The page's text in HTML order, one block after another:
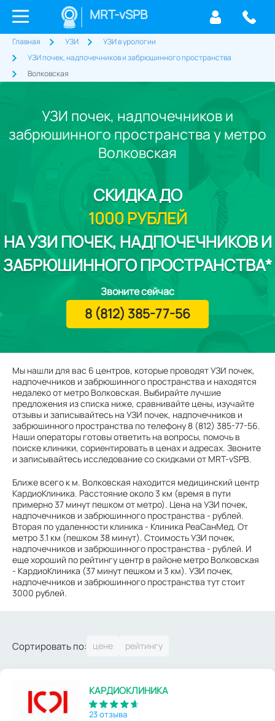
MRT-vSPB
Главная УЗИ
УЗИ в урологии
УЗИ почек, надпочечников и забрюшинного пространства
Волковская
УЗИ почек, надпочечников и
забрюшинного пространства у метро
Волковская
Мы нашли для вас 6 центров, которые проводят УЗИ почек,
надпочечников и забрюшинного пространства и находятся
недалеко от метро Волковская. Выбирайте лучшие
предложения из списка ниже, сравнивайте цены, изучайте
отзывы и записывайтесь на УЗИ почек, надпочечников и
забрюшинного пространства по телефону 8 (812) 385-77-56.
Наши операторы готовы ответить на вопросы, помочь в
поиске клиники, сориентировать в ценах и адресах. Звоните
и записывайтесь исследование со скидками от MRT-vSPB.
Ближе всего к м. Волковская находится медицинский центр
КардиоКлиника. Расстояние около 3 км (время в пути
примерно 37 минут пешком от метро). Цена на УЗИ почек,
надпочечников и забрюшинного пространства - рублей.
Вторая по удаленности клиника - Клиника РеаСанМед. От
метро 3.1 км (пешком 38 минут). Стоимость УЗИ почек,
надпочечников и забрюшинного пространства - рублей. И
еще хороший по рейтингу центр в районе метро Волковская
- КардиоКлиника (37 минут пешком и 3 км). УЗИ почек,
надпочечников и забрюшинного пространства тут стоит
3000 рублей.
СКИДКАДО
1000 РУБЛЕЙ
НА УЗИ ПОЧЕК, НАДПОЧЕЧНИКОВ И
ЗАБРЮШИННОГО ПРОСТРАНСТВА*
Звоните сейчас
8 (812) 385-77-56
Сортировать по:
КАРДИОКЛИНИКА
23 отзыва